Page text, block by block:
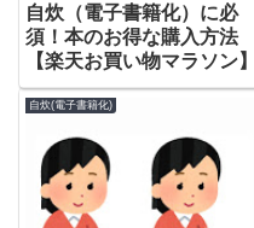
自炊（電子書籍化）に必
須！本のお得な購入方法
【楽天お買い物マラソン】
自炊(電子書籍化)